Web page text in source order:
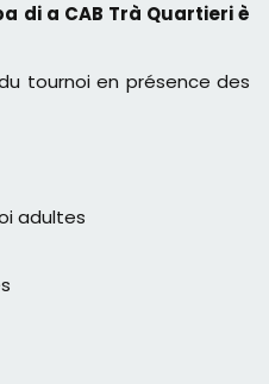
di a CAB Trà Quartieri è
tournoi en présence des
adultes